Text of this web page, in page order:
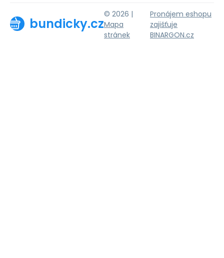
bundicky.cz
© 2026 |
Mapa
stránek
Pronájem eshopu
zajišťuje
BINARGON.cz